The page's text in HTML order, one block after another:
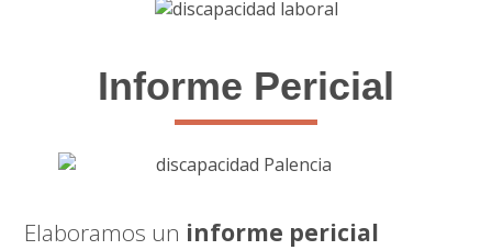
Informe Pericial
Elaboramos un informe pericial